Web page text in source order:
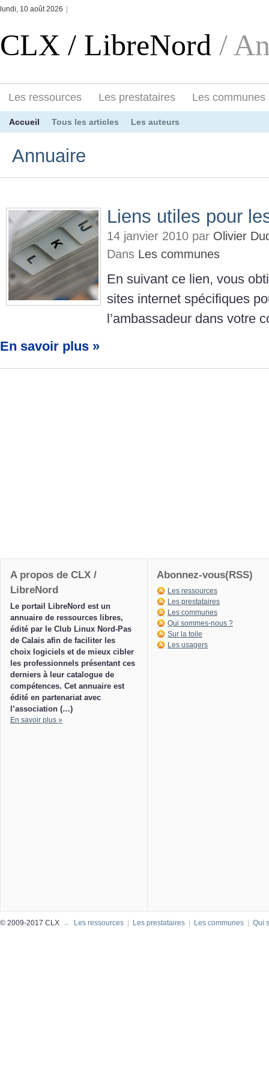
lundi, 10 août 2026
CLX / LibreNord /
Les ressources Les prestataires Les communes
Accueil Tous les articles Les auteurs
Annuaire
Liens utiles pour
14 janvier 2010 par Olivier
Dans Les communes
En suivant ce lien, vous
sites internet spécifiques
l’ambassadeur dans votre
En savoir plus »
A propos de CLX /
LibreNord
Le portail LibreNord est un
annuaire de ressources libres,
édité par le Club Linux Nord-Pas
de Calais afin de faciliter les
choix logiciels et de mieux cibler
les professionnels présentant ces
derniers à leur catalogue de
compétences. Cet annuaire est
édité en partenariat avec
l’association (…)
En savoir plus »
Abonnez-vous(RSS)
Les ressources
Les prestataires
Les communes
Qui sommes-nous ?
Sur la toile
Les usagers
© 2009-2017 CLX → Les ressources Les prestataires Les communes Qui